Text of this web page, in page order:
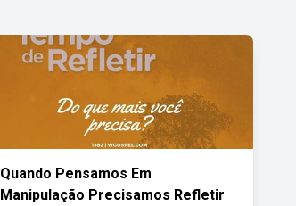
Quando Pensamos Em
Manipulação Precisamos Refletir